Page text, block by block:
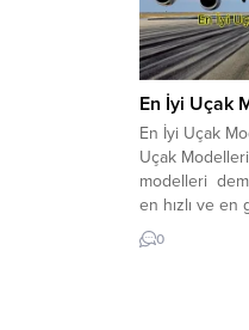
En İyi Uçak
En İyi Uçak
Uçak
modelleri
en hızlı ve en
biridir. Yıllar
gelişti ve pek
0